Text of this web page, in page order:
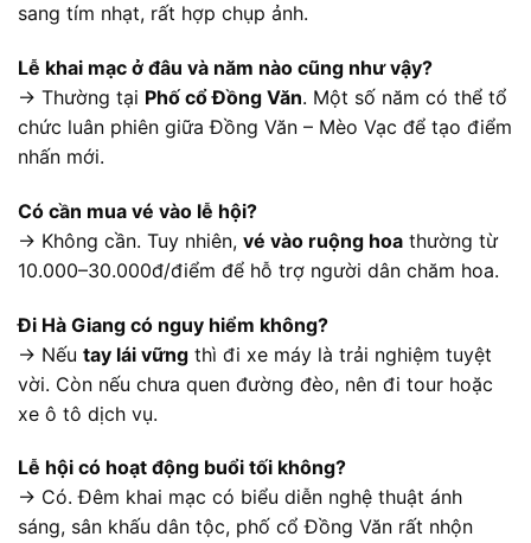
sang tím nhạt, rất hợp chụp ảnh.
Lễ khai mạc ở đâu và năm nào cũng như vậy?
→ Thường tại Phố cổ Đồng Văn. Một số năm có thể tổ
chức luân phiên giữa Đồng Văn – Mèo Vạc để tạo điểm
nhấn mới.
Có cần mua vé vào lễ hội?
→ Không cần. Tuy nhiên, vé vào ruộng hoa thường từ
10.000–30.000đ/điểm để hỗ trợ người dân chăm hoa.
Đi Hà Giang có nguy hiểm không?
→ Nếu tay lái vững thì đi xe máy là trải nghiệm tuyệt
vời. Còn nếu chưa quen đường đèo, nên đi tour hoặc
xe ô tô dịch vụ.
Lễ hội có hoạt động buổi tối không?
→ Có. Đêm khai mạc có biểu diễn nghệ thuật ánh
sáng, sân khấu dân tộc, phố cổ Đồng Văn rất nhộn